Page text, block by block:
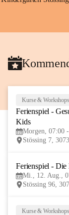
Kurse & Workshops
Ferienspiel -
Kids
Morgen, 07:00
Stössing 7,
Ferienspiel -
Mi., 12. Aug.,
Stössing 96,
Kurse & Workshops